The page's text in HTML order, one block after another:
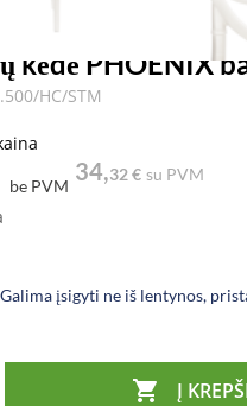
kėdė PHOENIX
HC/STM
be PVM
34,32 € su PVM
Galima įsigyti ne iš lentynos,
 Į